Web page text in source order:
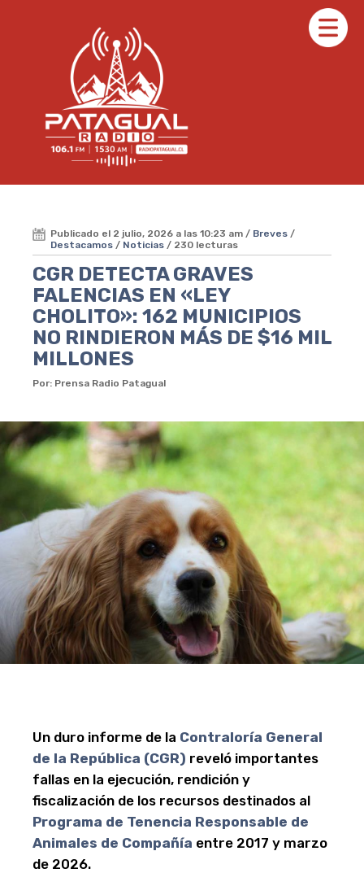
Publicado el 2 julio, 2026 a las 10:23 am / Breves /
Destacamos / Noticias / 230 lecturas
CGR DETECTA GRAVES
FALENCIAS EN «LEY
CHOLITO»: 162 MUNICIPIOS
NO RINDIERON MÁS DE $16 MIL
MILLONES
Por: Prensa Radio Patagual
Un duro informe de la Contraloría General
de la República (CGR) reveló importantes
fallas en la ejecución, rendición y
fiscalización de los recursos destinados al
Programa de Tenencia Responsable de
Animales de Compañía entre 2017 y marzo
de 2026.